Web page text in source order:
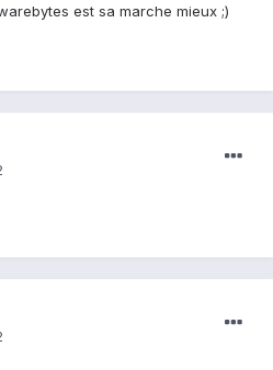
est sa marche mieux ;)